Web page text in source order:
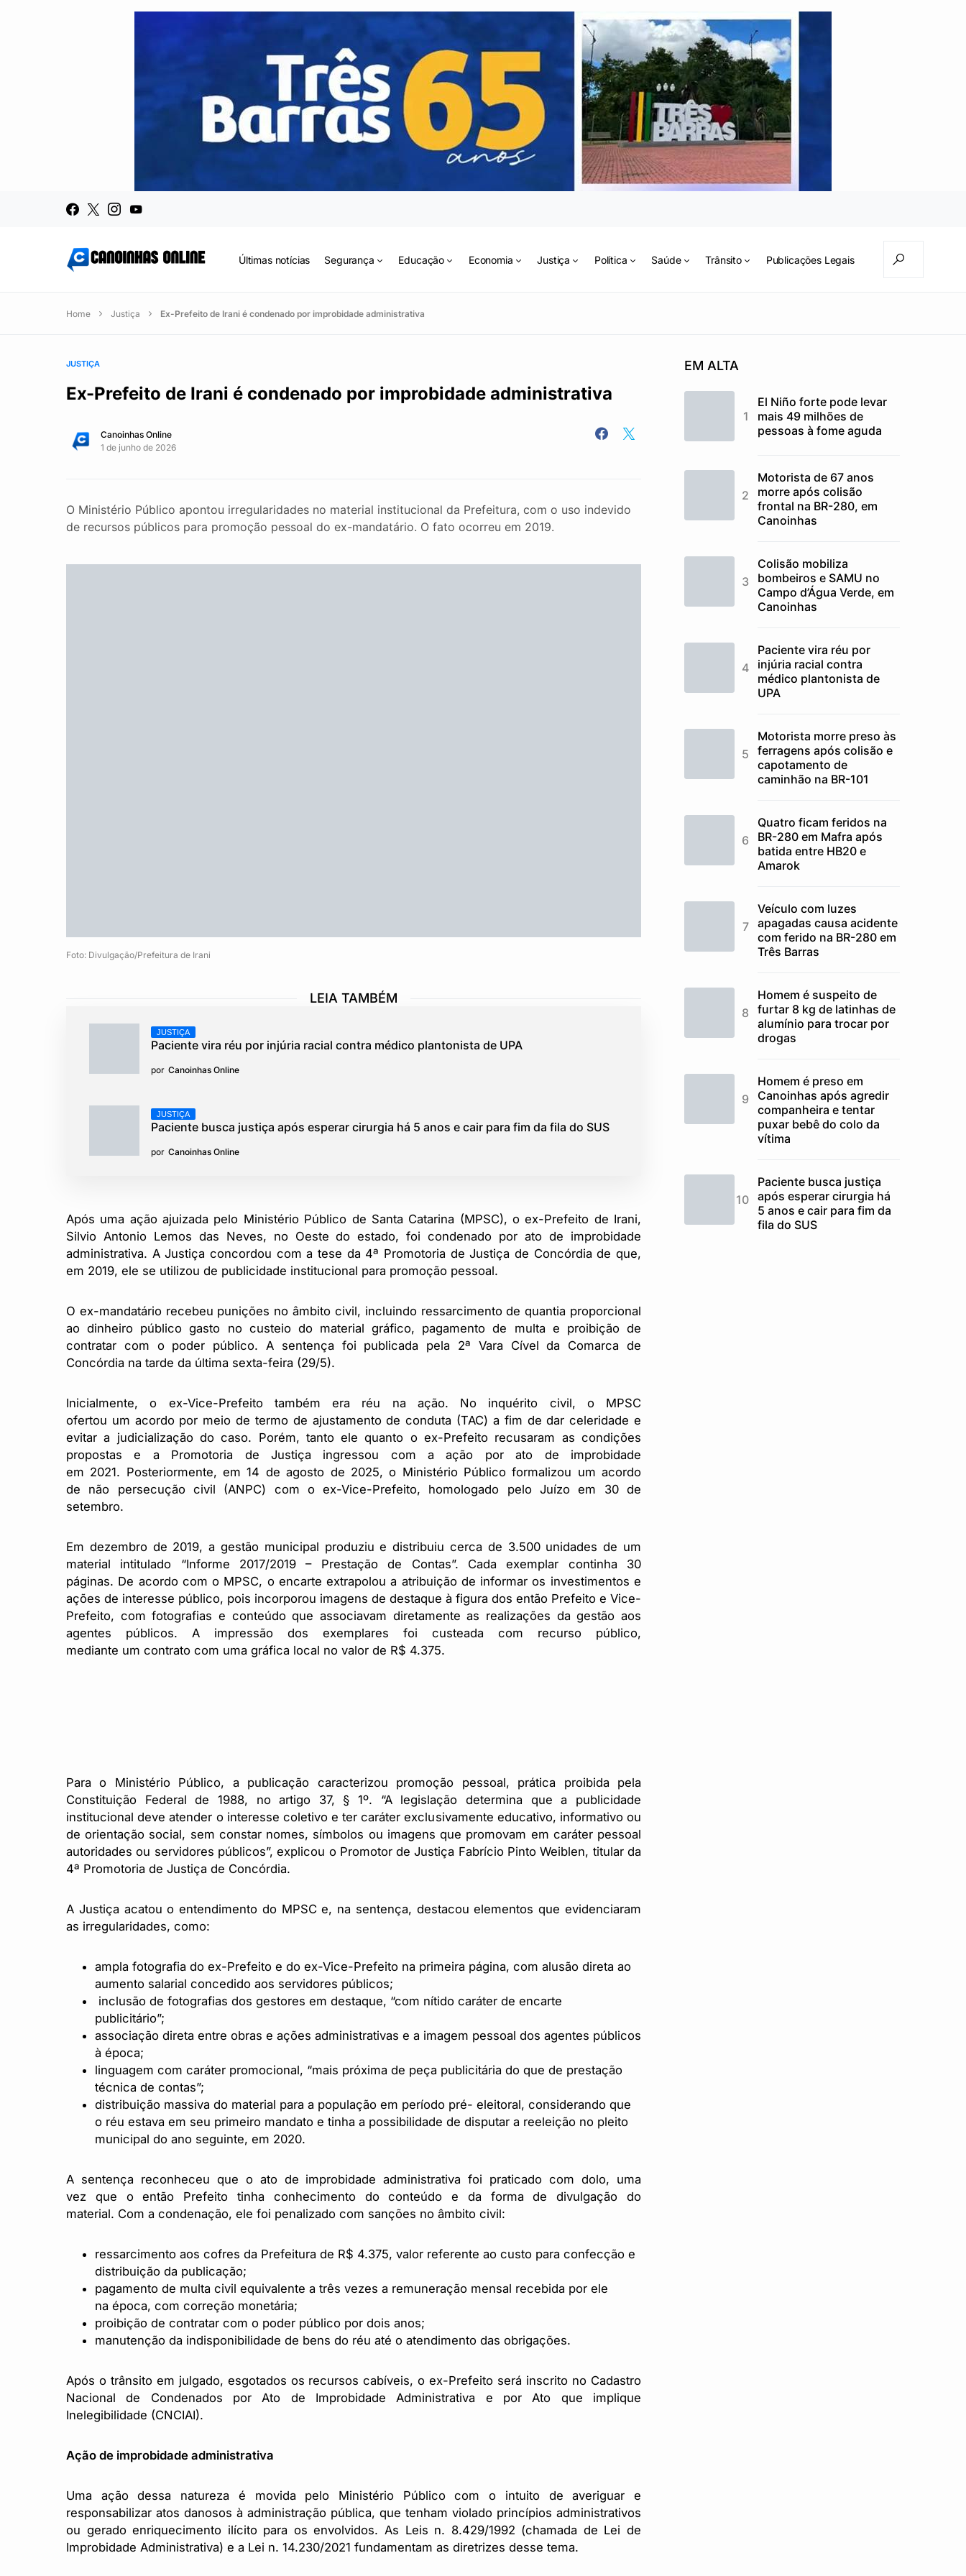
Últimas notícias Segurança Educação Economia Justiça Política Saúde Trânsito Publicações Legais
Home Justiça Ex-Prefeito de Irani é condenado por improbidade administrativa
JUSTIÇA
Ex-Prefeito de Irani é condenado por improbidade administrativa
Canoinhas Online
1 de junho de 2026
O Ministério Público apontou irregularidades no material institucional da Prefeitura, com o uso indevido
de recursos públicos para promoção pessoal do ex-mandatário. O fato ocorreu em 2019.
Foto: Divulgação/Prefeitura de Irani
LEIA TAMBÉM
JUSTIÇA
Paciente vira réu por injúria racial contra médico plantonista de UPA
por Canoinhas Online
JUSTIÇA
Paciente busca justiça após esperar cirurgia há 5 anos e cair para fim da fila do SUS
por Canoinhas Online
Após uma ação ajuizada pelo Ministério Público de Santa Catarina (MPSC), o ex-Prefeito de Irani,
Silvio Antonio Lemos das Neves, no Oeste do estado, foi condenado por ato de improbidade
administrativa. A Justiça concordou com a tese da 4ª Promotoria de Justiça de Concórdia de que,
em 2019, ele se utilizou de publicidade institucional para promoção pessoal.
O ex-mandatário recebeu punições no âmbito civil, incluindo ressarcimento de quantia proporcional
ao dinheiro público gasto no custeio do material gráfico, pagamento de multa e proibição de
contratar com o poder público. A sentença foi publicada pela 2ª Vara Cível da Comarca de
Concórdia na tarde da última sexta-feira (29/5).
Inicialmente, o ex-Vice-Prefeito também era réu na ação. No inquérito civil, o MPSC
ofertou um acordo por meio de termo de ajustamento de conduta (TAC) a fim de dar celeridade e
evitar a judicialização do caso. Porém, tanto ele quanto o ex-Prefeito recusaram as condições
propostas e a Promotoria de Justiça ingressou com a ação por ato de improbidade
em 2021. Posteriormente, em 14 de agosto de 2025, o Ministério Público formalizou um acordo
de não persecução civil (ANPC) com o ex-Vice-Prefeito, homologado pelo Juízo em 30 de
setembro.
Em dezembro de 2019, a gestão municipal produziu e distribuiu cerca de 3.500 unidades de um
material intitulado “Informe 2017/2019 – Prestação de Contas”. Cada exemplar continha 30
páginas. De acordo com o MPSC, o encarte extrapolou a atribuição de informar os investimentos e
ações de interesse público, pois incorporou imagens de destaque à figura dos então Prefeito e Vice-
Prefeito, com fotografias e conteúdo que associavam diretamente as realizações da gestão aos
agentes públicos. A impressão dos exemplares foi custeada com recurso público,
mediante um contrato com uma gráfica local no valor de R$ 4.375.
Para o Ministério Público, a publicação caracterizou promoção pessoal, prática proibida pela
Constituição Federal de 1988, no artigo 37, § 1º. “A legislação determina que a publicidade
institucional deve atender o interesse coletivo e ter caráter exclusivamente educativo, informativo ou
de orientação social, sem constar nomes, símbolos ou imagens que promovam em caráter pessoal
autoridades ou servidores públicos”, explicou o Promotor de Justiça Fabrício Pinto Weiblen, titular da
4ª Promotoria de Justiça de Concórdia.
A Justiça acatou o entendimento do MPSC e, na sentença, destacou elementos que evidenciaram
as irregularidades, como:
ampla fotografia do ex-Prefeito e do ex-Vice-Prefeito na primeira página, com alusão direta ao
aumento salarial concedido aos servidores públicos;
inclusão de fotografias dos gestores em destaque, “com nítido caráter de encarte
publicitário”;
associação direta entre obras e ações administrativas e a imagem pessoal dos agentes públicos
à época;
linguagem com caráter promocional, “mais próxima de peça publicitária do que de prestação
técnica de contas”;
distribuição massiva do material para a população em período pré- eleitoral, considerando que
o réu estava em seu primeiro mandato e tinha a possibilidade de disputar a reeleição no pleito
municipal do ano seguinte, em 2020.
A sentença reconheceu que o ato de improbidade administrativa foi praticado com dolo, uma
vez que o então Prefeito tinha conhecimento do conteúdo e da forma de divulgação do
material. Com a condenação, ele foi penalizado com sanções no âmbito civil:
ressarcimento aos cofres da Prefeitura de R$ 4.375, valor referente ao custo para confecção e
distribuição da publicação;
pagamento de multa civil equivalente a três vezes a remuneração mensal recebida por ele
na época, com correção monetária;
proibição de contratar com o poder público por dois anos;
manutenção da indisponibilidade de bens do réu até o atendimento das obrigações.
Após o trânsito em julgado, esgotados os recursos cabíveis, o ex-Prefeito será inscrito no Cadastro
Nacional de Condenados por Ato de Improbidade Administrativa e por Ato que implique
Inelegibilidade (CNCIAI).
Ação de improbidade administrativa
Uma ação dessa natureza é movida pelo Ministério Público com o intuito de averiguar e
responsabilizar atos danosos à administração pública, que tenham violado princípios administrativos
ou gerado enriquecimento ilícito para os envolvidos. As Leis n. 8.429/1992 (chamada de Lei de
Improbidade Administrativa) e a Lei n. 14.230/2021 fundamentam as diretrizes desse tema.
EM ALTA
El Niño forte pode levar
mais 49 milhões de
pessoas à fome aguda
Motorista de 67 anos
morre após colisão
frontal na BR-280, em
Canoinhas
Colisão mobiliza
bombeiros e SAMU no
Campo d’Água Verde, em
Canoinhas
Paciente vira réu por
injúria racial contra
médico plantonista de
UPA
Motorista morre preso às
ferragens após colisão e
capotamento de
caminhão na BR-101
Quatro ficam feridos na
BR-280 em Mafra após
batida entre HB20 e
Amarok
Veículo com luzes
apagadas causa acidente
com ferido na BR-280 em
Três Barras
Homem é suspeito de
furtar 8 kg de latinhas de
alumínio para trocar por
drogas
Homem é preso em
Canoinhas após agredir
companheira e tentar
puxar bebê do colo da
vítima
Paciente busca justiça
após esperar cirurgia há
5 anos e cair para fim da
fila do SUS